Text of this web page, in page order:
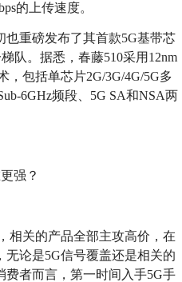
的上传速度。
重磅发布了其首款5G基带芯
队。据悉，春藤510采用12nm
，包括单芯片2G/3G/4G/5G多
6GHz频段、5G SA和NSA两
相关的产品全部主攻高价，在
论是5G信号覆盖还是相关的
费者而言，第一时间入手5G手